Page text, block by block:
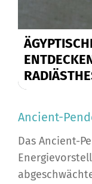
Ancient-
Das Ancient-